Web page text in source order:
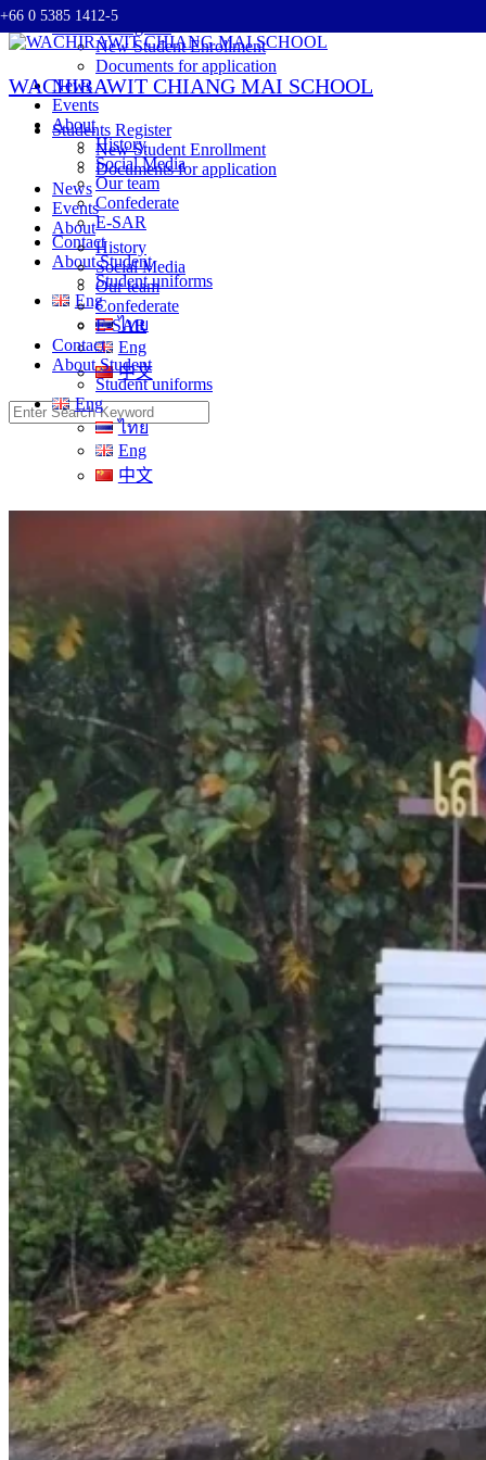
Skip
to
+66 0 5385 1412-5
WACHIRAWIT CHIANG MAI SCHOOL
Students Register
New Student Enrollment
Documents for application
News
Events
About
History
Social Media
Our team
Confederate
E-SAR
Contact
About Student
Student uniforms
Eng
ไทย
Eng
中文
Students Register
New Student Enrollment
Documents for application
News
Events
About
History
Social Media
Our team
Confederate
E-SAR
Contact
About Student
Student uniforms
Eng
ไทย
Eng
中文
Search
for: